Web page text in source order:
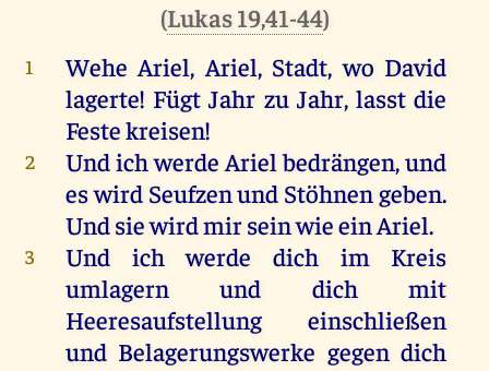
(Lukas 19,41-44)
1 Wehe Ariel, Ariel, Stadt,wo David
lagerte! FügtJahr zu Jahr, lasstdie
Festekreisen!
2 Undichwerde Ariel bedrängen,und
eswird Seufzenund Stöhnengeben.
UndsiewirdmirseinwieeinAriel.
3 Und ich werde dich im
Kreis
umlagernund dich
mit
Heeresaufstellungeinschließen
undBelagerungswerke gegen dich